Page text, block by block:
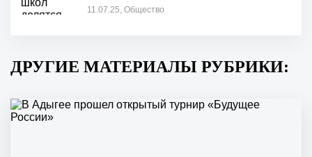
11.07.25, Общество
ДРУГИЕ МАТЕРИАЛЫ РУБРИКИ: